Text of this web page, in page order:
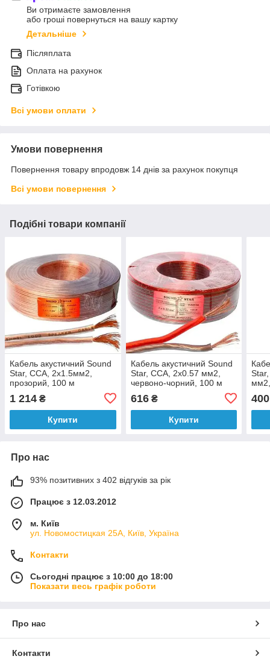
Ви отримаєте замовлення
або гроші повернуться на вашу картку
Детальніше
Післяплата
Оплата на рахунок
Готівкою
Всі умови оплати
Умови повернення
Повернення товару впродовж 14 днів за рахунок покупця
Всі умови повернення
Подібні товари компанії
Кабель акустичний Sound
Star, CCA, 2х1.5мм2,
прозорий, 100 м
1 214 ₴
Купити
Кабель акустичний Sound
Star, CCA, 2х0.57 мм2,
червоно-чорний, 100 м
616₴
Купити
400
Про нас
93% позитивних з 402 відгуків за рік
Працює з 12.03.2012
м. Київ
ул. Новомостицкая 25А, Київ, Україна
Контакти
Сьогодні працює з 10:00 до 18:00
Показати весь графік роботи
Про нас
Контакти